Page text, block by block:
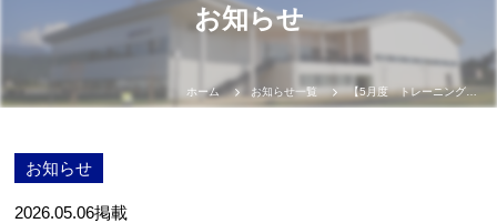
お知らせ
ホーム お知らせ一覧 【5月度 トレーニング室初回講習会日程のお知らせ】
お知らせ
2026.05.06掲載